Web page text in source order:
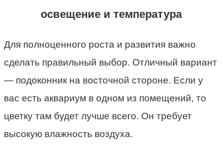
освещение и температура
Для полноценного роста и развития важно
сделать правильный выбор. Отличный вариант
— подоконник на восточной стороне. Если у
вас есть аквариум в одном из помещений, то
цветку там будет лучше всего. Он требует
высокую влажность воздуха.